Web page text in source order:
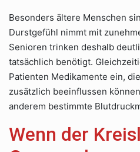
Besonders ältere Menschen
Durstgefühl nimmt mit
Senioren trinken deshalb
tatsächlich benötigt.
Patienten Medikamente ein,
zusätzlich beeinflussen
anderem bestimmte
Wenn der